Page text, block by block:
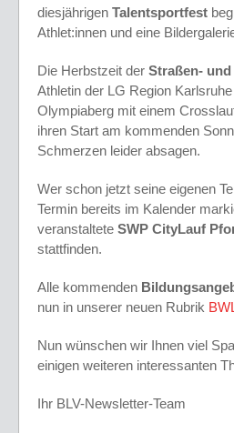
diesjährigen Talentsportfest
Athlet:innen und eine
Die Herbstzeit der Straßen-
Athletin der LG Region
Olympiaberg mit einem
ihren Start am kommenden
Schmerzen leider absagen.
Wer schon jetzt seine eigenen
Termin bereits im Kalender
veranstaltete SWP CityLauf
stattfinden.
Alle kommenden
nun in unserer neuen Rubrik
Nun wünschen wir Ihnen viel
einigen weiteren interessanten
Ihr BLV-Newsletter-Team